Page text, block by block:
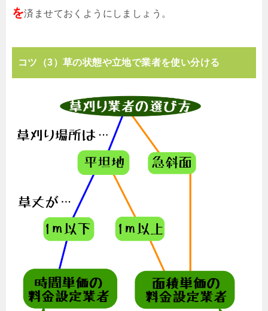
を済ませておくようにしましょう。
コツ（3）草の状態や立地で業者を使い分ける